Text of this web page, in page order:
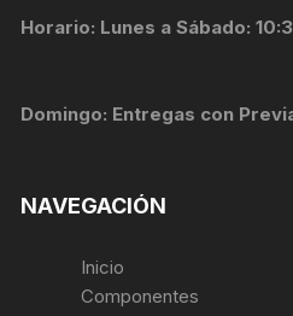
Horario: Lunes a Sábado:
Domingo: Entregas con
NAVEGACIÓN
Inicio
Componentes